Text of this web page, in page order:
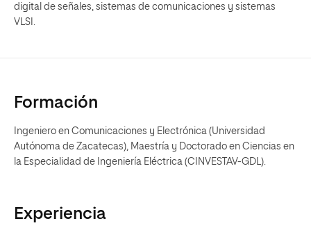
digital de señales, sistemas de comunicaciones y sistemas
VLSI.
Formación
Ingeniero en Comunicaciones y Electrónica (Universidad
Autónoma de Zacatecas), Maestría y Doctorado en Ciencias en
la Especialidad de Ingeniería Eléctrica (CINVESTAV-GDL).
Experiencia